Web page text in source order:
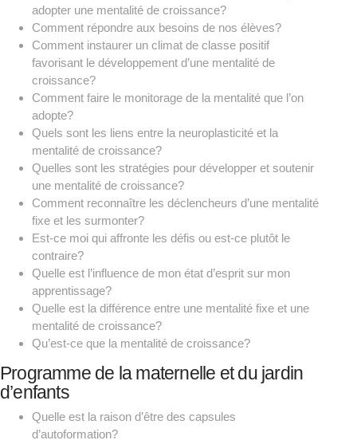
adopter une mentalité de croissance?
Comment répondre aux besoins de nos élèves?
Comment instaurer un climat de classe positif
favorisant le développement d’une mentalité de
croissance?
Comment faire le monitorage de la mentalité que l’on
adopte?
Quels sont les liens entre la neuroplasticité et la
mentalité de croissance?
Quelles sont les stratégies pour développer et soutenir
une mentalité de croissance?
Comment reconnaître les déclencheurs d’une mentalité
fixe et les surmonter?
Est-ce moi qui affronte les défis ou est-ce plutôt le
contraire?
Quelle est l’influence de mon état d’esprit sur mon
apprentissage?
Quelle est la différence entre une mentalité fixe et une
mentalité de croissance?
Qu’est-ce que la mentalité de croissance?
Programme de la maternelle et du jardin
d’enfants
Quelle est la raison d’être des capsules
d’autoformation?